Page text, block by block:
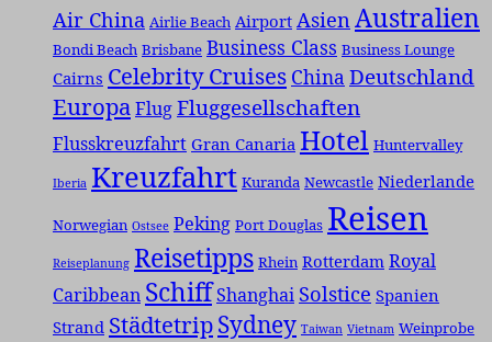
Air China Airlie Beach Airport AsienAustralien
Bondi Beach Brisbane Business Class Business Lounge
Cairns Celebrity Cruises China Deutschland
EuropaFlugFluggesellschaften
Flusskreuzfahrt Gran Canaria Hotel Huntervalley
Iberia Kreuzfahrt Kuranda Newcastle Niederlande
Norwegian Ostsee Peking Port Douglas Reisen
Reiseplanung Reisetipps Rhein Rotterdam Royal
Caribbean SchiffShanghai Solstice Spanien
Strand StädtetripSydney Taiwan Vietnam Weinprobe